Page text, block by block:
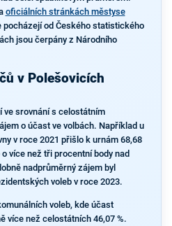
oficiálních stránkách městyse
od Českého statistického
jsou čerpány z Národního
v Polešovicích
ve srovnání s celostátním
o účast ve volbách. Například u
v roce 2021 přišlo k urnám 68,68
více než tři procentní body nad
nadprůměrný zájem byl
voleb v roce 2023.
voleb, kde účast
více než celostátních 46,07 %.